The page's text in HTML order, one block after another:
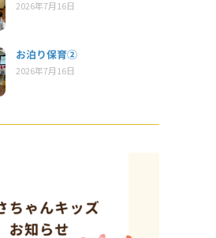
2026年7月16日
お泊り保育②
2026年7月16日